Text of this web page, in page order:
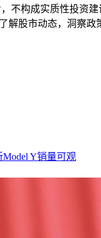
不构成实质性投资
解股市动态，洞察政
Y销量可观